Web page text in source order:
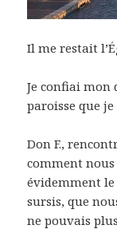
Il me restait
Je confiai mon
paroisse que
Don F.,
comment nous
évidemment le
sursis, que
ne pouvais